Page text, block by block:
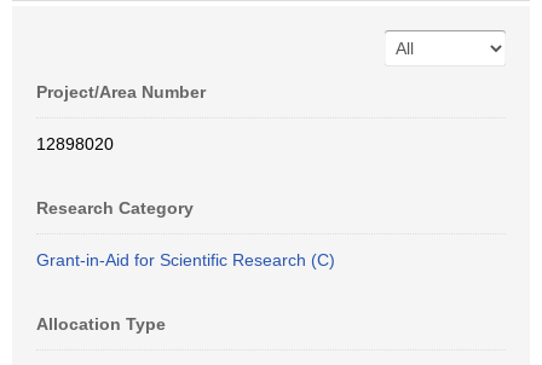
Project/Area Number
12898020
Research Category
Grant-in-Aid for Scientific Research (C)
Allocation Type